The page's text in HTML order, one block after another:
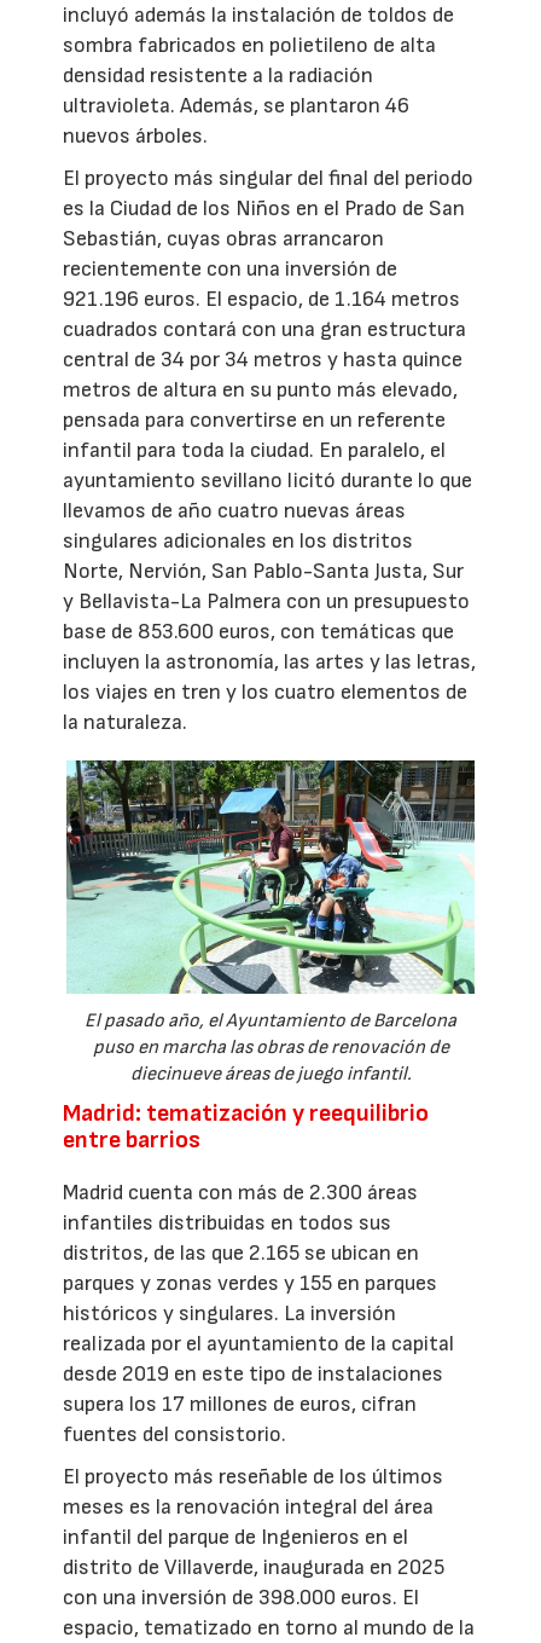
incluyó además la instalación de toldos de
sombra fabricados en polietileno de alta
densidad resistente a la radiación
ultravioleta. Además, se plantaron 46
nuevos árboles.
El proyecto más singular del final del periodo
es la Ciudad de los Niños en el Prado de San
Sebastián, cuyas obras arrancaron
recientemente con una inversión de
921.196 euros. El espacio, de 1.164 metros
cuadrados contará con una gran estructura
central de 34 por 34 metros y hasta quince
metros de altura en su punto más elevado,
pensada para convertirse en un referente
infantil para toda la ciudad. En paralelo, el
ayuntamiento sevillano licitó durante lo que
llevamos de año cuatro nuevas áreas
singulares adicionales en los distritos
Norte, Nervión, San Pablo-Santa Justa, Sur
y Bellavista-La Palmera con un presupuesto
base de 853.600 euros, con temáticas que
incluyen la astronomía, las artes y las letras,
los viajes en tren y los cuatro elementos de
la naturaleza.
El pasado año, el Ayuntamiento de Barcelona
puso en marcha las obras de renovación de
diecinueve áreas de juego infantil.
Madrid: tematización y reequilibrio
entre barrios
Madrid cuenta con más de 2.300 áreas
infantiles distribuidas en todos sus
distritos, de las que 2.165 se ubican en
parques y zonas verdes y 155 en parques
históricos y singulares. La inversión
realizada por el ayuntamiento de la capital
desde 2019 en este tipo de instalaciones
supera los 17 millones de euros, cifran
fuentes del consistorio.
El proyecto más reseñable de los últimos
meses es la renovación integral del área
infantil del parque de Ingenieros en el
distrito de Villaverde, inaugurada en 2025
con una inversión de 398.000 euros. El
espacio, tematizado en torno al mundo de la